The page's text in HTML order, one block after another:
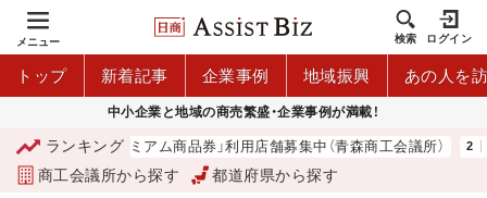
メニュー 検索 ログイン
トップ 新着記事 企業事例 地域振興 あの人を
中小企業と地域の商売繁盛・企業事例が満載！
ランキング
「青森市プレミアム商品券」利用店舗募集中（青森商工会議所）
商工会議所から探す 都道府県から探す